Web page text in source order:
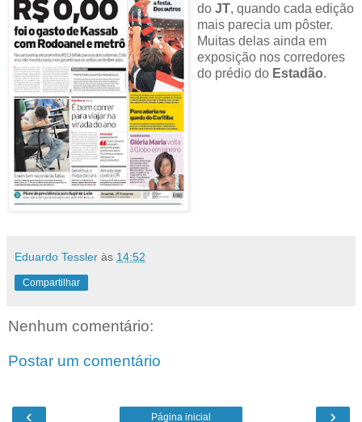
do JT, quando cada edição
mais parecia um pôster.
Muitas delas ainda em
exposição nos corredores
do prédio do Estadão.
Eduardo Tessler às 14:52
Compartilhar
Nenhum comentário:
Postar um comentário
‹ ›
Página inicial